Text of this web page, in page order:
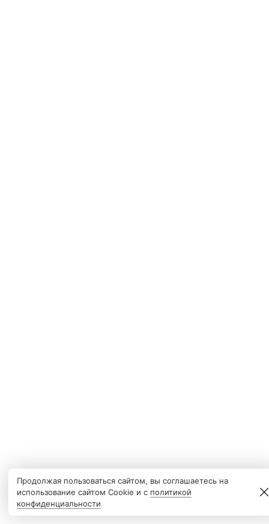
Продолжая пользоваться сайтом, вы соглашаетесь на
использование сайтом Cookie и с политикой
конфиденциальности